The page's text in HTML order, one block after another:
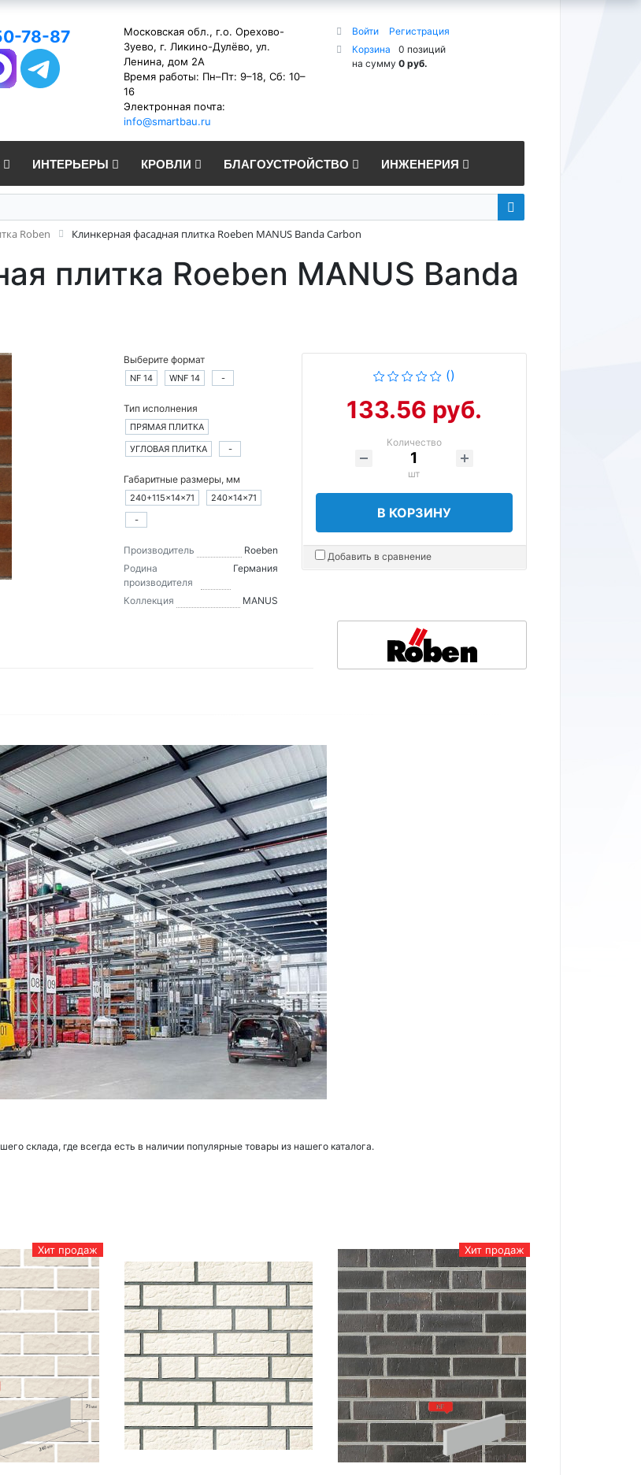
78-87
Московская обл., г.о. Орехово-
Зуево, г. Ликино-Дулёво, ул.
Ленина, дом 2А
Время работы: Пн–Пт: 9–18, Сб: 10–
16
Электронная почта:
info@smartbau.ru
Войти
Регистрация
Корзина
0 позиций
на сумму 0 руб.
ИНТЕРЬЕРЫ КРОВЛИ БЛАГОУСТРОЙСТВО ИНЖЕНЕРИЯ
Roben Клинкерная фасадная плитка Roeben MANUS Banda Carbon
плитка Roeben MANUS Banda
Выберите формат
NF 14 WNF 14 -
Тип исполнения
ПРЯМАЯ ПЛИТКА
УГЛОВАЯ ПЛИТКА
-
Габаритные размеры, мм
240+115×14×71
240×14×71
-
Производитель
Roeben
Родина
производителя
Германия
Коллекция MANUS
()
133.56 руб.
Количество
шт
В КОРЗИНУ
Добавить в сравнение
склада, где всегда есть в наличии популярные товары из нашего каталога.
Хит продаж Хит продаж